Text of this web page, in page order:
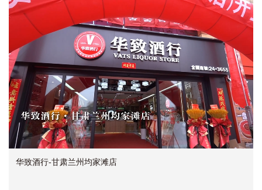
华致酒行-甘肃兰州均家滩店